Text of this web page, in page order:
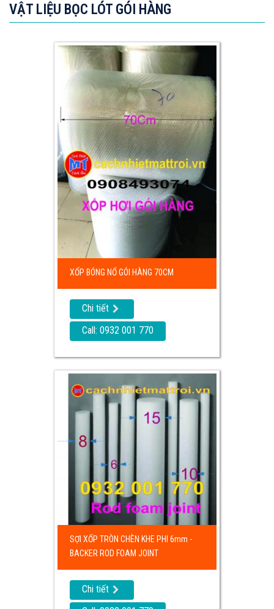
VẬT LIỆU BỌC LÓT GÓI HÀNG
XỐP BÓNG NỔ GÓI HÀNG 70CM
Chi tiết
Call: 0932 001 770
SỢI XỐP TRÒN CHÈN KHE PHI 6mm -
BACKER ROD FOAM JOINT
Chi tiết